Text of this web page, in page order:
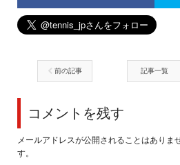
前の記事 記事一覧
コメントを残す
メールアドレスが公開されることはありま
す。